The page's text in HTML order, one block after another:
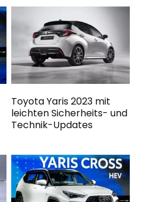
Toyota Yaris 2023 mit
leichten Sicherheits- und
Technik-Updates